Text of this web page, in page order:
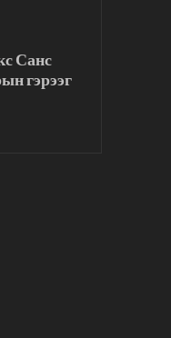
Санс
гэрээг